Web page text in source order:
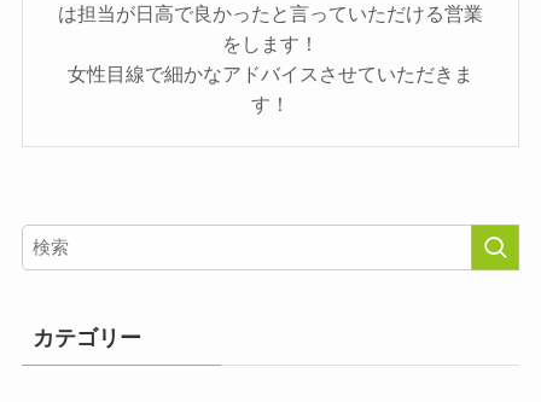
は担当が日高で良かったと言っていただける営業
をします！
女性目線で細かなアドバイスさせていただきま
す！
カテゴリー